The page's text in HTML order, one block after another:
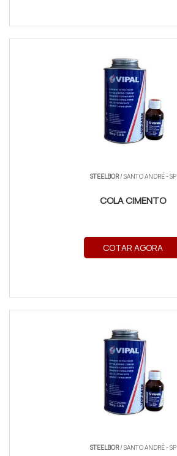
STEELBOR/ SANTO ANDRÉ - SP
COLA CIMENTO
COTAR AGORA
STEELBOR/ SANTO ANDRÉ - SP